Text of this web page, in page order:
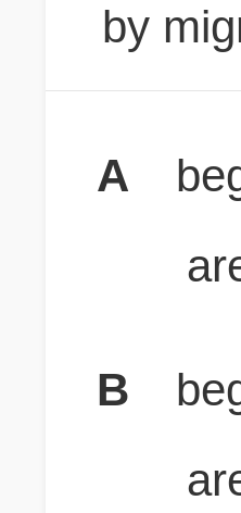
by
A
B